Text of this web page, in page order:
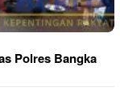
Polres Bangka